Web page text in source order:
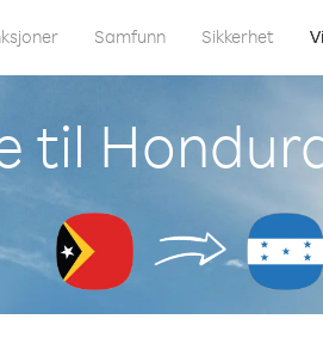
Samfunn Sikkerhet
til